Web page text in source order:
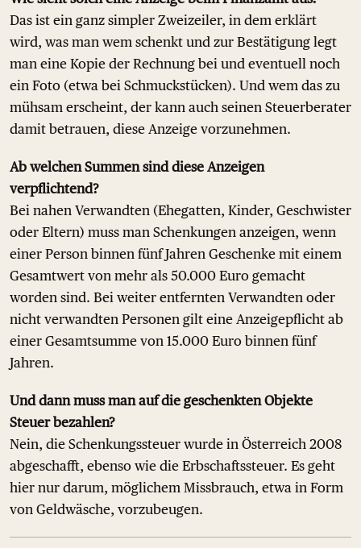
Das ist ein ganz simpler Zweizeiler, in dem erklärt
wird, was man wem schenkt und zur Bestätigung legt
man eine Kopie der Rechnung bei und eventuell noch
ein Foto (etwa bei Schmuckstücken). Und wem das zu
mühsam erscheint, der kann auch seinen Steuerberater
damit betrauen, diese Anzeige vorzunehmen.
Ab welchen Summen sind diese Anzeigen
verpflichtend?
Bei nahen Verwandten (Ehegatten, Kinder, Geschwister
oder Eltern) muss man Schenkungen anzeigen, wenn
einer Person binnen fünf Jahren Geschenke mit einem
Gesamtwert von mehr als 50.000 Euro gemacht
worden sind. Bei weiter entfernten Verwandten oder
nicht verwandten Personen gilt eine Anzeigepflicht ab
einer Gesamtsumme von 15.000 Euro binnen fünf
Jahren.
Und dann muss man auf die geschenkten Objekte
Steuer bezahlen?
Nein, die Schenkungssteuer wurde in Österreich 2008
abgeschafft, ebenso wie die Erbschaftssteuer. Es geht
hier nur darum, möglichem Missbrauch, etwa in Form
von Geldwäsche, vorzubeugen.